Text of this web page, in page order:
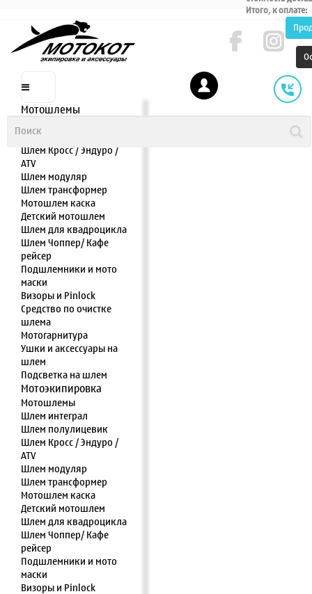
Итого, к оплате:
Мотошлемы
Шлем полулицевик
Шлем Кросс / Эндуро /
ATV
Шлем модуляр
Шлем трансформер
Мотошлем каска
Детский мотошлем
Шлем для квадроцикла
Шлем Чоппер/ Кафе
рейсер
Подшлемники и мото
маски
Визоры и Pinlock
Средство по очистке
шлема
Мотогарнитура
Ушки и аксессуары на
шлем
Подсветка на шлем
Мотоэкипировка
Мотошлемы
Шлем интеграл
Шлем полулицевик
Шлем Кросс / Эндуро /
ATV
Шлем модуляр
Шлем трансформер
Мотошлем каска
Детский мотошлем
Шлем для квадроцикла
Шлем Чоппер/ Кафе
рейсер
Подшлемники и мото
маски
Визоры и Pinlock